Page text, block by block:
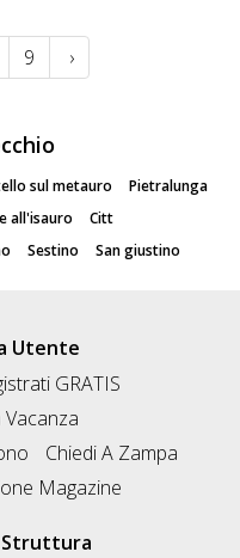
9 ›
sul metauro
Pietralunga
all'isauro
Citt
Sestino San giustino
Utente
GRATIS
Vacanza
Chiedi A Zampa
Magazine
Struttura